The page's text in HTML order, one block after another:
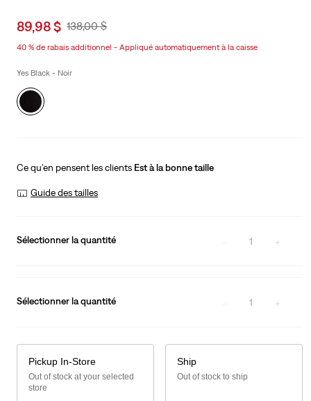
Sale
is
89,98 $ Original
138,00 $
40 % de rabais additionnel - Appliqué automatiquement à la caisse
Yes Black - Noir
Ce qu’en pensent les clients Est à la bonne taille
Guide des tailles
Sélectionner la quantité 1
Sélectionner la quantité 1
Pickup In-Store
Out of stock at your selected
store
Ship
Out of stock to ship